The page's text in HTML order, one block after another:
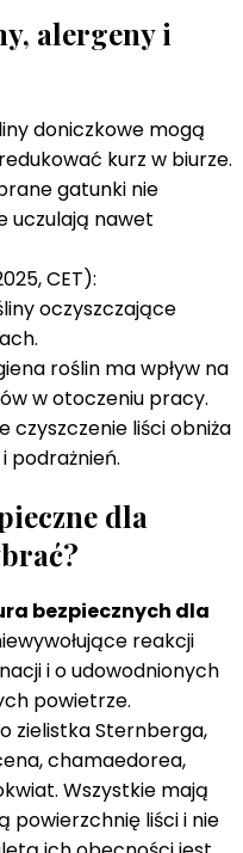
alergeny i
doniczkowe mogą
kurz w biurze.
gatunki nie
uczulają nawet
CET):
oczyszczające
roślin ma wpływ na
w otoczeniu pracy.
czyszczenie liści obniża
podrażnień.
dla
bezpiecznych dla
reakcji
i o udowodnionych
powietrze.
zielistka Sternberga,
chamaedorea,
Wszystkie mają
powierzchnię liści i nie